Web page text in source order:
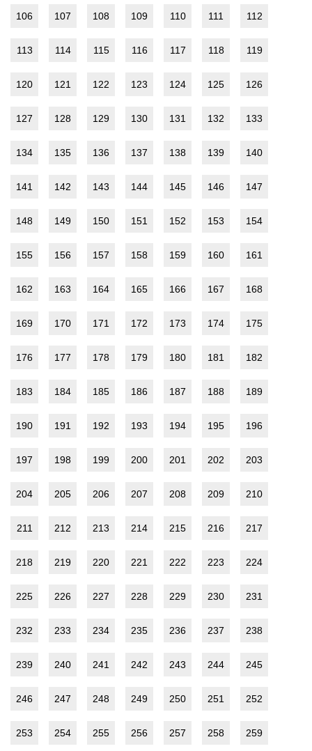
106 107 108 109 110 111 112
113 114 115 116 117 118 119
120 121 122 123 124 125 126
127 128 129 130 131 132 133
134 135 136 137 138 139 140
141 142 143 144 145 146 147
148 149 150 151 152 153 154
155 156 157 158 159 160 161
162 163 164 165 166 167 168
169 170 171 172 173 174 175
176 177 178 179 180 181 182
183 184 185 186 187 188 189
190 191 192 193 194 195 196
197 198 199 200 201 202 203
204 205 206 207 208 209 210
211 212 213 214 215 216 217
218 219 220 221 222 223 224
225 226 227 228 229 230 231
232 233 234 235 236 237 238
239 240 241 242 243 244 245
246 247 248 249 250 251 252
253 254 255 256 257 258 259